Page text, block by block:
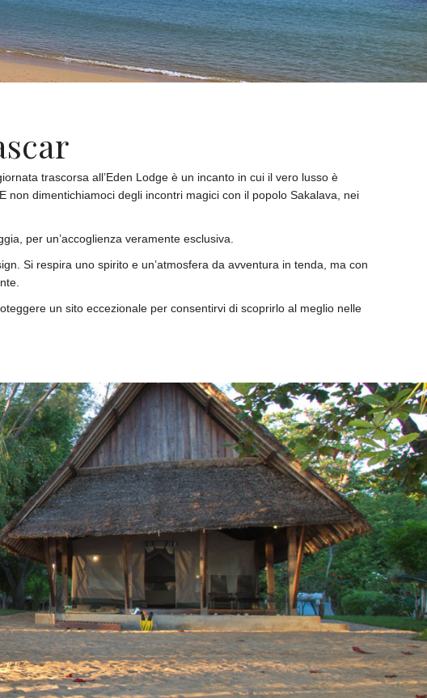
trascorsa all’Eden Lodge è un incanto in cui il vero lusso è
dimentichiamoci degli incontri magici con il popolo Sakalava, nei
per un’accoglienza veramente esclusiva.
Si respira uno spirito e un’atmosfera da avventura in tenda, ma con
un sito eccezionale per consentirvi di scoprirlo al meglio nelle